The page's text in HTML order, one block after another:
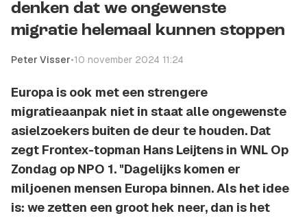
denken dat we ongewenste
migratie helemaal kunnen stoppen
Peter Visser•10 november 2024 11:24
Europa is ook met een strengere
migratieaanpak niet in staat alle ongewenste
asielzoekers buiten de deur te houden. Dat
zegt Frontex-topman Hans Leijtens in WNL Op
Zondag op NPO 1. "Dagelijks komen er
miljoenen mensen Europa binnen. Als het idee
is: we zetten een groot hek neer, dan is het